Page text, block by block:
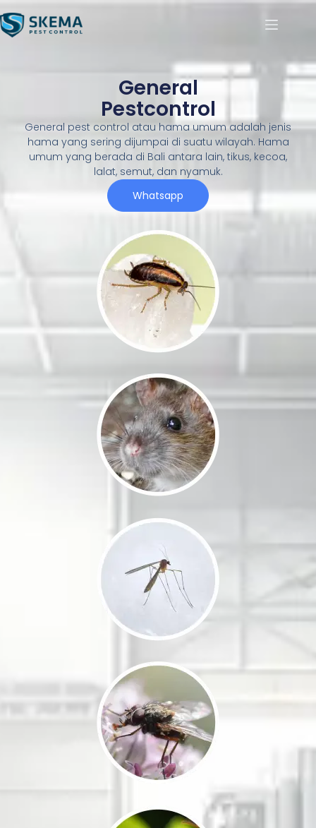
General
Pestcontrol
General pest control atau hama umum adalah jenis
hama yang sering dijumpai di suatu wilayah. Hama
umum yang berada di Bali antara lain, tikus, kecoa,
lalat, semut, dan nyamuk.
Whatsapp